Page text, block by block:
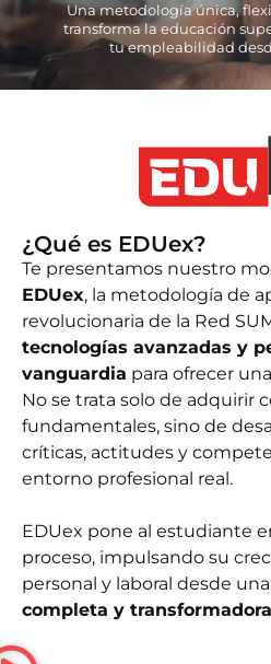
Una metodología única,
transforma la educación
tu empleabilidad
¿Qué es EDUex?
Te presentamos nuestro
EDUex, la metodología de
revolucionaria de la Red
tecnologías avanzadas y
vanguardia para ofrecer una
No se trata solo de adquirir
fundamentales, sino de
críticas, actitudes y
entorno profesional real.
EDUex pone al estudiante
proceso, impulsando su
personal y laboral desde una
completa y transformadora